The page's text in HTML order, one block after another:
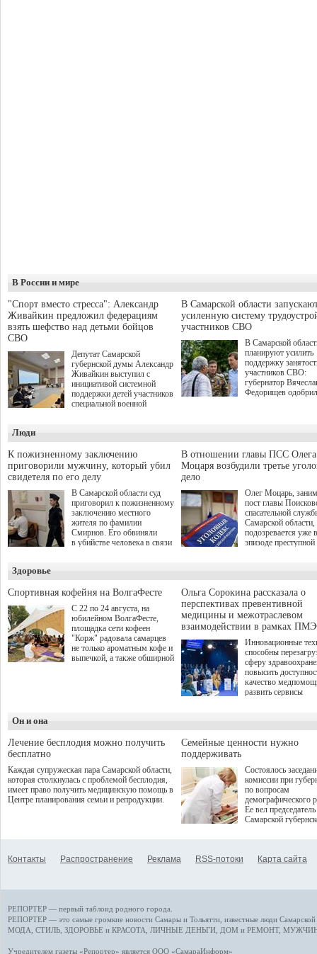
В России и мире
"Спорт вместо стресса": Александр
Живайкин предложил федерациям
взять шефство над детьми бойцов
СВО
Депутат Самарской
губернской думы Александр
Живайкин выступил с
инициативой системной
поддержки детей участников
специальной военной
"Помощь фронту и семьям
участников СВО", которая
прошла в Отрадном 7
августа.
В Самарской области
усиленную систему
участников СВО
В Самарской
планируют усилить
поддержку
участников СВО:
губернатор
Федорищев
на трудоустройство
спокойную
мирной жизни.
Люди
К пожизненному заключению
приговорили мужчину, который убил
свидетеля по его делу
В Самарской области суд
приговорил к пожизненному
заключению местного
жителя по фамилии
Смирнов. Его обвиняли
в убийстве человека в связи
В отношении главы ПСС Олега
Моцаря возбудили третье
дело
Олег Моцарь,
пост главы
спасательной
Самарской области,
подозревается уже
эпизоде преступной
а сам он
Здоровье
Спортивная кофейня на ВолгаФесте
С 22 по 24 августа, на
юбилейном ВолгаФесте,
площадка сети кофеен
"Корж" радовала самарцев
не только ароматным кофе и
выпечкой, а также обширной
Ольга Сорокина рассказала о
перспективах превентивной
медицины и межотраслевом
взаимодействии в рамках
Инновационные
способны
сферу
повысить
качество
развить сервисы
определенными
К ним можно
возникающие при
данными
более динамичного
проникновения
сегмент
отраслевое
рассказала Ольга
ходе сессии
качества жизни" в
ПМЭФ 2025. В
Он и она
Лечение бесплодия можно получить
бесплатно
Каждая супружеская пара Самарской области,
которая столкнулась с проблемой бесплодия,
имеет право получить медицинскую помощь в
Центре планирования семьи и репродукции.
Семейные ценности нужно
поддерживать
Состоялось
комиссии при
по вопросам
демографического
Ее вел председатель
Самарской
Контакты Распространение Реклама RSS-потоки Карта сайта
РЕПОРТЕР — первый таблоид родного города.
РЕПОРТЕР — это самые громкие новости Самары и Тольятти, известные люди
МОДА, СТИЛЬ ЗДОРОВЬЕ и КРАСОТА ЛИЧНЫЕ ДЕНЬГИ ДОМ и РЕМОНТ,
Учредителем газеты «Репортер» является ООО «СамараИнформ»